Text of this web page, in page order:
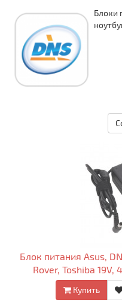
Блоки
Блок питания Asus,
Rover, Toshiba
Купить